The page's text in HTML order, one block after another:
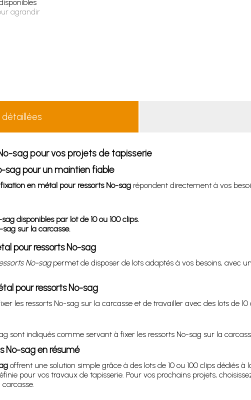
agrandir
sag pour vos projets de tapisserie
sag pour un maintien fiable
en métal pour ressorts No-sagrépondent directement à vos
disponibles par lot de 10 ou 100 clips.
sur la carcasse.
pour ressorts No-sag
No-sagpermet de disposer de lots adaptés à vos besoins, avec
pour ressorts No-sag
les ressorts No-sag sur la carcasse et de travailler avec des lots de
sont indiqués comme servant à fixer les ressorts No-sag sur la
No-sag en résumé
offrent une solution simple grâce à des lots de 10 ou 100 clips dédiés à
pour vos travaux de tapisserie. Pour vos prochains projets,
carcasse.